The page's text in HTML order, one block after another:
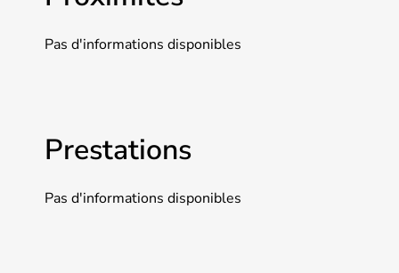
Pas d'informations disponibles
Prestations
Pas d'informations disponibles